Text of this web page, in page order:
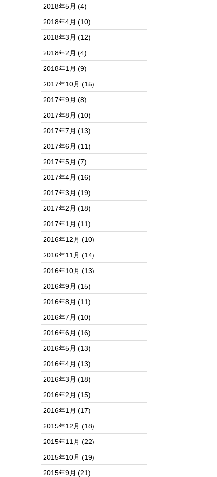
2018年5月 (4)
2018年4月 (10)
2018年3月 (12)
2018年2月 (4)
2018年1月 (9)
2017年10月 (15)
2017年9月 (8)
2017年8月 (10)
2017年7月 (13)
2017年6月 (11)
2017年5月 (7)
2017年4月 (16)
2017年3月 (19)
2017年2月 (18)
2017年1月 (11)
2016年12月 (10)
2016年11月 (14)
2016年10月 (13)
2016年9月 (15)
2016年8月 (11)
2016年7月 (10)
2016年6月 (16)
2016年5月 (13)
2016年4月 (13)
2016年3月 (18)
2016年2月 (15)
2016年1月 (17)
2015年12月 (18)
2015年11月 (22)
2015年10月 (19)
2015年9月 (21)